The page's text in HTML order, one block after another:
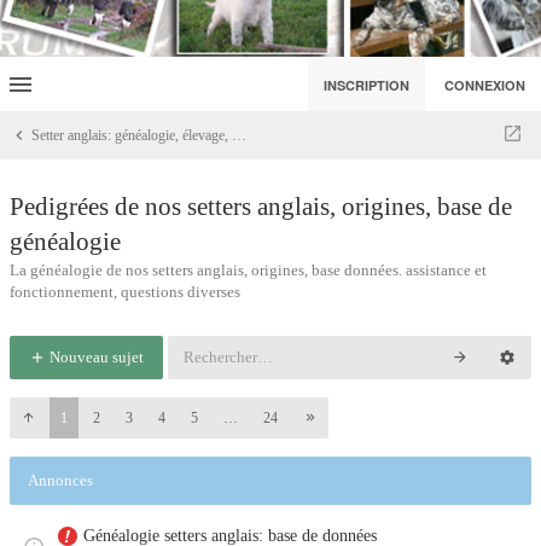
INSCRIPTION CONNEXION
Setter anglais: généalogie, élevage, portées
Pedigrées de nos setters anglais, origines, base de
généalogie
La généalogie de nos setters anglais, origines, base données. assistance et
fonctionnement, questions diverses
Nouveau sujet
1 2 3 4 5 … 24
Annonces
Généalogie setters anglais: base de données